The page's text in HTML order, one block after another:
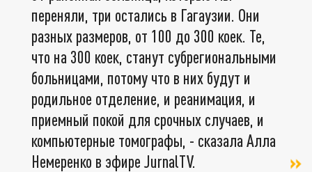
переняли, три остались в Гагаузии. Они
разных размеров, от 100 до 300 коек. Те,
что на 300 коек, станут субрегиональными
больницами, потому что в них будут и
родильное отделение, и реанимация, и
приемный покой для срочных случаев, и
компьютерные томографы, - сказала Алла
Немеренко в эфире JurnalTV.